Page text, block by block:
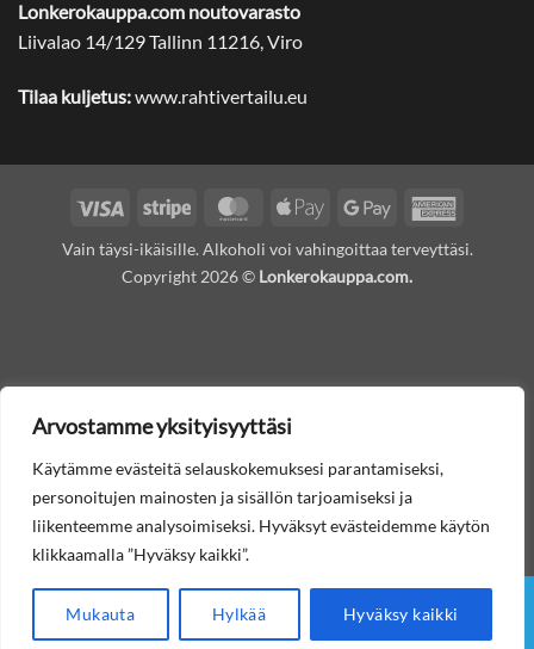
Arvostamme yksityisyyttäsi
Käytämme evästeitä selauskokemuksesi parantamiseksi,
personoitujen mainosten ja sisällön tarjoamiseksi ja
liikenteemme analysoimiseksi. Hyväksyt evästeidemme käytön
klikkaamalla ”Hyväksy kaikki”.
Mukauta Hylkää Hyväksy kaikki
Lonkerokauppa.com noutovarasto
Liivalao 14/129 Tallinn 11216, Viro
Tilaa kuljetus:www.rahtivertailu.eu
Visa Stripe MasterCardApple
Google
Vain täysi-ikäisille. Alkoholi voi vahingoittaa terveyttäsi.
Copyright 2026 © Lonkerokauppa.com.
Etusivu Lonkerot Muut juomat Tilausohjeet